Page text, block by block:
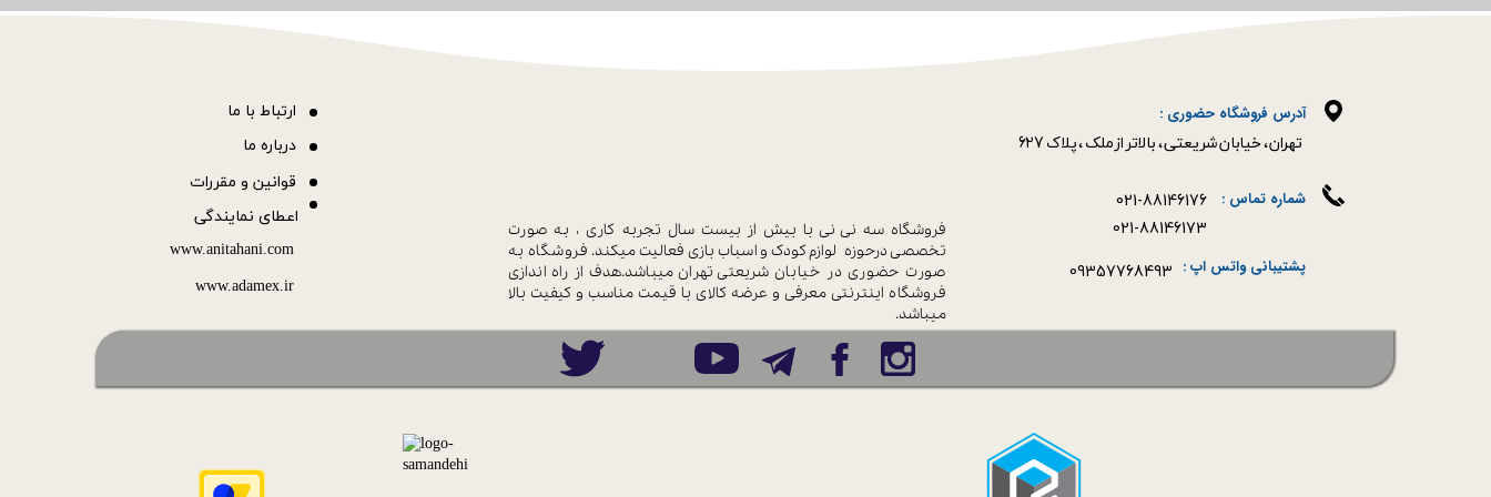
021-88146176
آدرس فروشگاه حضوری :
​​​​​​​تهران ، خیابان شریعتی ، بالاتر از ملک ، پلاک 627​​​​​​​
قوانین و مقررات
ارتباط با ما
09357768493
درباره ما
اعطای نمایندگی
www.anitahani.com
www.ada​​​​​​​mex.ir
فروشگاه سه نی نی با بیش از بیست سال تجربه کاری ، به صورت
تخصصی درحوزه لوازم کودک و اسباب بازی فعالیت میکند. فروشگاه به
صورت حضوری در خیابان شریعتی تهران میباشد.هدف از راه اندازی
فروشگاه اینترنتی معرفی و عرضه کالای با قیمت مناسب و کیفیت بالا
میباشد.
شماره تماس :
پشتیبانی واتس اپ :